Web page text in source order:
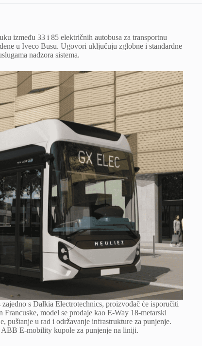
između 33 i 85 električnih autobusa za transportnu
u Iveco Busu. Ugovori uključuju zglobne i standardne
nadzora sistema.
s Dalkia Electrotechnics, proizvođač će isporučiti
model se prodaje kao E-Way 18-metarski
puštanje u rad i održavanje infrastrukture za punjenje.
E-mobility kupole za punjenje na liniji.